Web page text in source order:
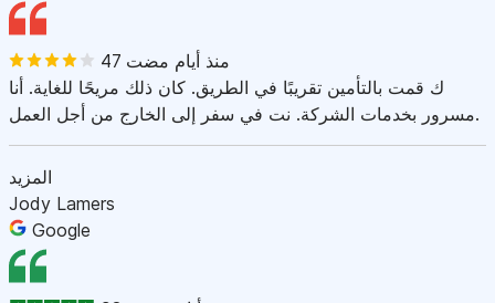
47 منذ أيام مضت
ك قمت بالتأمين تقريبًا في الطريق. كان ذلك مريحًا للغاية. أنا
مسرور بخدمات الشركة. نت في سفر إلى الخارج من أجل العمل.
المزيد
Jody Lamers
Google